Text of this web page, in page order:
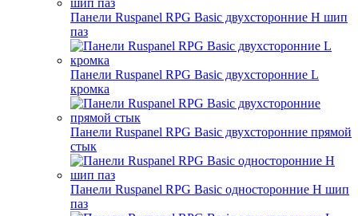
Панели Ruspanel RPG Basic двухсторонние H шип
паз
Панели Ruspanel RPG Basic двухсторонние L
кромка
Панели Ruspanel RPG Basic двухсторонние прямой
стык
Панели Ruspanel RPG Basic односторонние H шип
паз